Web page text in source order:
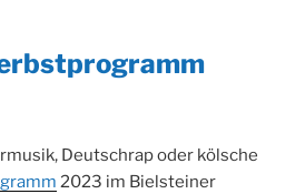
Deutschrap oder kölsche
2023 im Bielsteiner